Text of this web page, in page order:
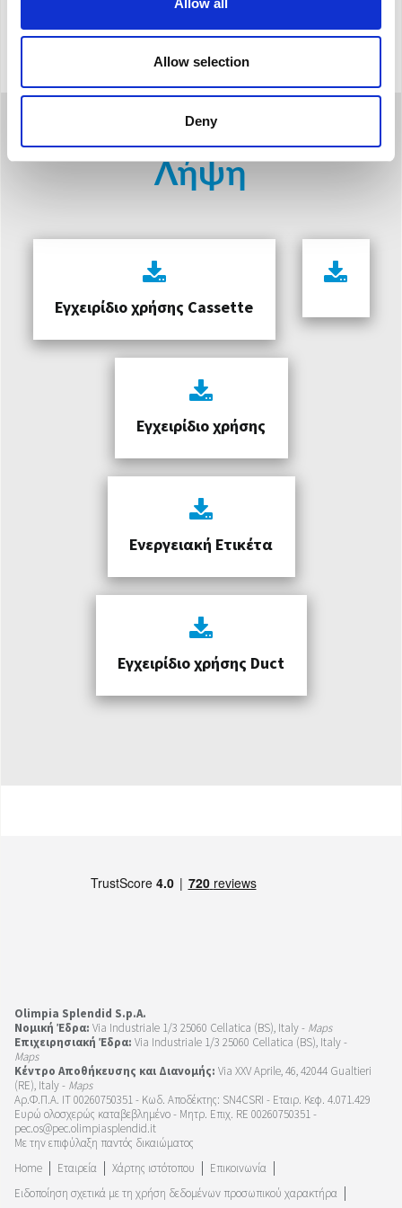
Allow selection
Deny
Λήψη
Εγχειρίδιο χρήσης Cassette
Εγχειρίδιο χρήσης
Ενεργειακή Ετικέτα
Εγχειρίδιο χρήσης Duct
Olimpia Splendid S.p.A.
Νομική Έδρα: Via Industriale 1/3 25060 Cellatica (BS), Italy - Maps
Επιχειρησιακή Έδρα: Via Industriale 1/3 25060 Cellatica (BS), Italy -
Maps
Κέντρο Αποθήκευσης και Διανομής: Via XXV Aprile, 46, 42044 Gualtieri
(RE), Italy - Maps
Αρ.Φ.Π.Α. IT 00260750351 - Κωδ. Αποδέκτης: SN4CSRI - Εταιρ. Κεφ. 4.071.429
Ευρώ ολοσχερώς καταβεβλημένο - Μητρ. Επιχ. RE 00260750351 -
pec.os@pec.olimpiasplendid.it
Με την επιφύλαξη παντός δικαιώματος
Home
Εταιρεία Χάρτης ιστότοπου
Επικοινωνία
Ειδοποίηση σχετικά με τη χρήση δεδομένων προσωπικού χαρακτήρα